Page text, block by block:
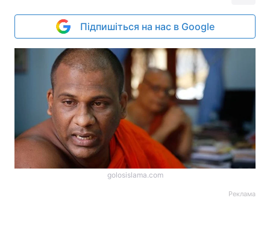
Підпишіться на нас в Google
golosislama.com
Реклама